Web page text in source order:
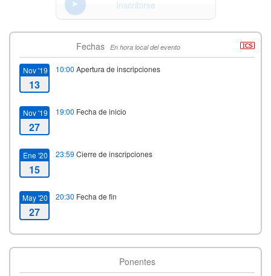
Inscribirse
Fechas En hora local del evento
Nov '19
13
10:00 Apertura de inscripciones
Nov '19
27
19:00 Fecha de inicio
Ene '20
15
23:59 Cierre de inscripciones
May '20
27
20:30 Fecha de fin
Ponentes